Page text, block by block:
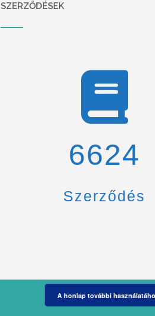
SZERZŐDÉSEK
6900
Szerződés
A honlap további